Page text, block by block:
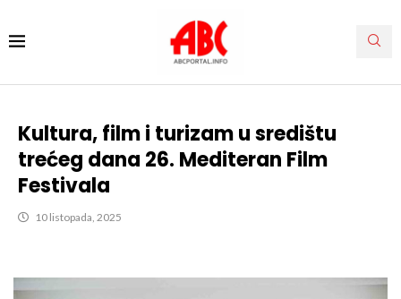
Kultura, film i turizam u središtu
trećeg dana 26. Mediteran Film
Festivala
10 listopada, 2025